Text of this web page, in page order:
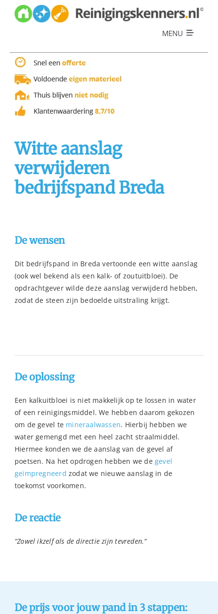
MENU
Diensten
Witte aanslag
verwijderen
bedrijfspand Breda
De wensen
Dit bedrijfspand in Breda vertoonde een witte aanslag
(ook wel bekend als een kalk- of zoutuitbloei). De
opdrachtgever wilde deze aanslag verwijderd hebben,
zodat de steen zijn bedoelde uitstraling krijgt.
De oplossing
Een kalkuitbloei is niet makkelijk op te lossen in water
of een reinigingsmiddel. We hebben daarom gekozen
om de gevel te mineraalwassen. Hierbij hebben we
water gemengd met een heel zacht straalmiddel.
Hiermee konden we de aanslag van de gevel af
poetsen. Na het opdrogen hebben we de gevel
geïmpregneerd zodat we nieuwe aanslag in de
toekomst voorkomen.
De reactie
“Zowel ikzelf als de directie zijn tevreden.“
De prijs voor jouw pand in 3 stappen: